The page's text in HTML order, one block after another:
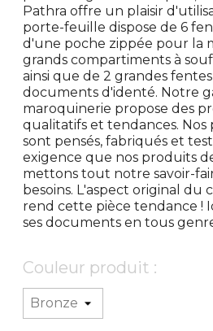
Pathra offre un plaisir
porte-feuille dispose de 6
d'une poche zippée pour la
grands compartiments à
ainsi que de 2 grandes
documents d'identé. Notre
maroquinerie propose des
qualitatifs et tendances.
sont pensés, fabriqués et
exigence que nos produits
mettons tout notre savoir-
besoins. L'aspect original du
rend cette pièce tendance !
ses documents en tous
Couleur produit :